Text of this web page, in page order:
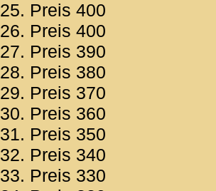
25. Preis 400
26. Preis 400
27. Preis 390
28. Preis 380
29. Preis 370
30. Preis 360
31. Preis 350
32. Preis 340
33. Preis 330